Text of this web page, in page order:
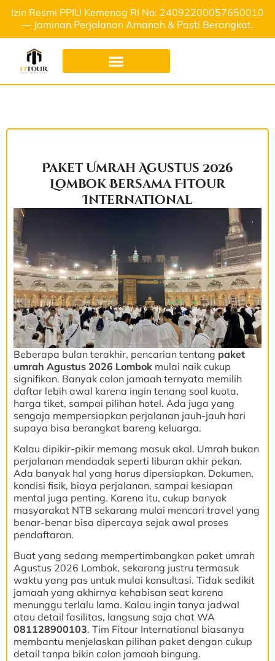
Izin Resmi PPIU Kemenag RI No: 24092200057650010
— Jaminan Perjalanan Amanah & Pasti Berangkat.
Paket Umrah Agustus 2026
Lombok Bersama Fitour
International
Beberapa bulan terakhir, pencarian tentang paket
umrah Agustus 2026 Lombok mulai naik cukup
signifikan. Banyak calon jamaah ternyata memilih
daftar lebih awal karena ingin tenang soal kuota,
harga tiket, sampai pilihan hotel. Ada juga yang
sengaja mempersiapkan perjalanan jauh-jauh hari
supaya bisa berangkat bareng keluarga.
Kalau dipikir-pikir memang masuk akal. Umrah bukan
perjalanan mendadak seperti liburan akhir pekan.
Ada banyak hal yang harus dipersiapkan. Dokumen,
kondisi fisik, biaya perjalanan, sampai kesiapan
mental juga penting. Karena itu, cukup banyak
masyarakat NTB sekarang mulai mencari travel yang
benar-benar bisa dipercaya sejak awal proses
pendaftaran.
Buat yang sedang mempertimbangkan paket umrah
Agustus 2026 Lombok, sekarang justru termasuk
waktu yang pas untuk mulai konsultasi. Tidak sedikit
jamaah yang akhirnya kehabisan seat karena
menunggu terlalu lama. Kalau ingin tanya jadwal
atau detail fasilitas, langsung saja chat WA
081128900103. Tim Fitour International biasanya
membantu menjelaskan pilihan paket dengan cukup
detail tanpa bikin calon jamaah bingung.